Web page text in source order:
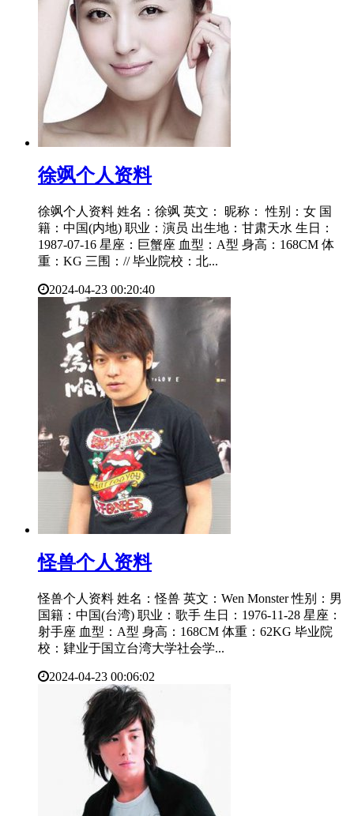
​徐飒个人资料
徐飒个人资料 姓名：徐飒 英文： 昵称： 性别：女 国
籍：中国(内地) 职业：演员 出生地：甘肃天水 生日：
1987-07-16 星座：巨蟹座 血型：A型 身高：168CM 体
重：KG 三围：// 毕业院校：北...
2024-04-23 00:20:40
​怪兽个人资料
怪兽个人资料 姓名：怪兽 英文：Wen Monster 性别：男
国籍：中国(台湾) 职业：歌手 生日：1976-11-28 星座：
射手座 血型：A型 身高：168CM 体重：62KG 毕业院
校：肄业于国立台湾大学社会学...
2024-04-23 00:06:02